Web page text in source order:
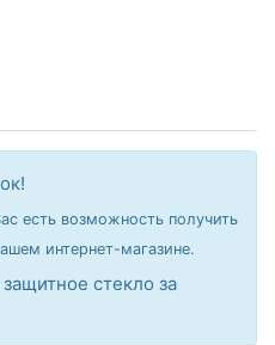
есть возможность получить
интернет-магазине.
стекло за